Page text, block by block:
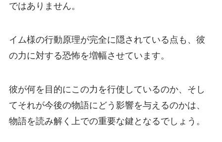
ではありません。
イム様の行動原理が完全に隠されている点も、彼
の力に対する恐怖を増幅させています。
彼が何を目的にこの力を行使しているのか、そし
てそれが今後の物語にどう影響を与えるのかは、
物語を読み解く上での重要な鍵となるでしょう。